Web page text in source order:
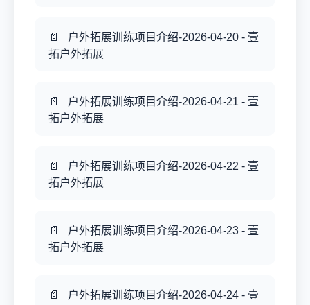
户外拓展训练项目介绍-2026-04-20 - 壹
拓户外拓展
户外拓展训练项目介绍-2026-04-21 - 壹
拓户外拓展
户外拓展训练项目介绍-2026-04-22 - 壹
拓户外拓展
户外拓展训练项目介绍-2026-04-23 - 壹
拓户外拓展
户外拓展训练项目介绍-2026-04-24 - 壹